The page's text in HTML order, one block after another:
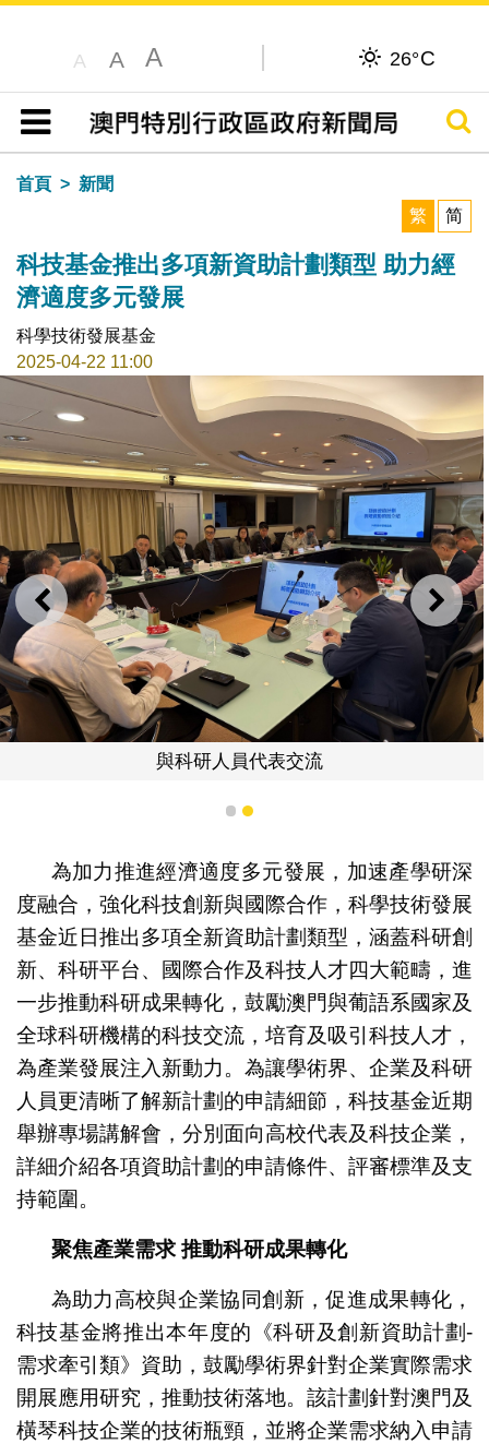
A A A 26°C
目錄
搜尋
首頁
新聞
繁
简
科技基金推出多項新資助計劃類型 助力經
濟適度多元發展
科學技術發展基金
2025-04-22 11:00
上一則 下一
與科研人員代表交流
1 2
為加力推進經濟適度多元發展，加速產學研深
度融合，強化科技創新與國際合作，科學技術發展
基金近日推出多項全新資助計劃類型，涵蓋科研創
新、科研平台、國際合作及科技人才四大範疇，進
一步推動科研成果轉化，鼓勵澳門與葡語系國家及
全球科研機構的科技交流，培育及吸引科技人才，
為產業發展注入新動力。為讓學術界、企業及科研
人員更清晰了解新計劃的申請細節，科技基金近期
舉辦專場講解會，分別面向高校代表及科技企業，
詳細介紹各項資助計劃的申請條件、評審標準及支
持範圍。
聚焦產業需求 推動科研成果轉化
為助力高校與企業協同創新，促進成果轉化，
科技基金將推出本年度的《科研及創新資助計劃-
需求牽引類》資助，鼓勵學術界針對企業實際需求
開展應用研究，推動技術落地。該計劃針對澳門及
橫琴科技企業的技術瓶頸，並將企業需求納入申請